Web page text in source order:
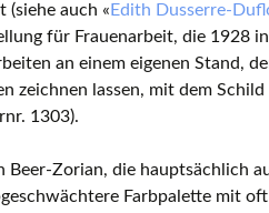
auch « Edith Dusserre-
für Frauenarbeit, die 1928
an einem eigenen Stand,
zeichnen lassen, mit dem
1303).
Beer-Zorian, die hauptsächlich
Farbpalette mit